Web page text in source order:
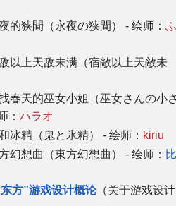
的狭間（永夜の狭間） - 绘师：
以上天敌未满（宿敵以上天敵未
春天的巫女小姐（巫女さんの小
：ハラオ
冰精（鬼と氷精） - 绘师： kiriu
幻想曲（東方幻想曲） - 绘师：
方”游戏设计概论（关于游戏设计